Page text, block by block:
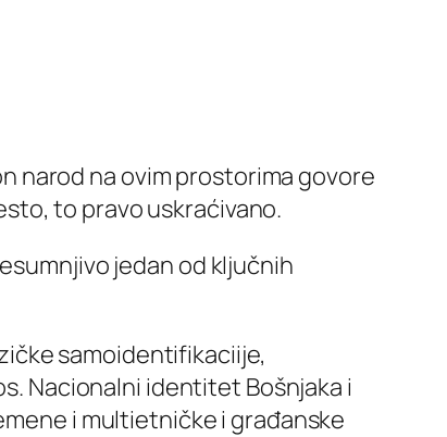
narod na ovim prostorima govore
to pravo uskraćivano.
jedan od ključnih
samoidentifikaciije,
Nacionalni identitet Bošnjaka i
i multietničke i građanske